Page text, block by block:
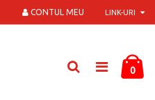
LINK-URI
CONTUL MEU
0